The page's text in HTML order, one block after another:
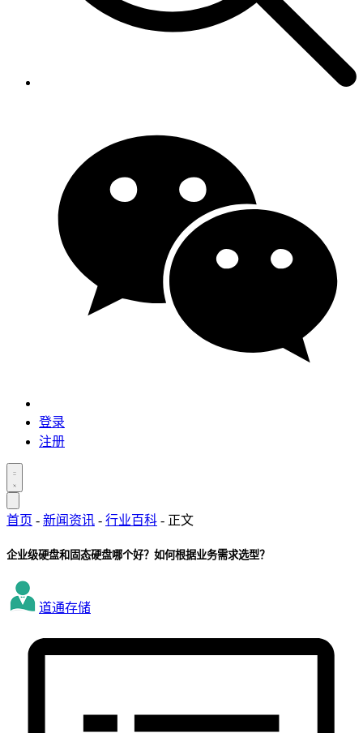
登录
注册
首页 - 新闻资讯 - 行业百科 - 正文
企业级硬盘和固态硬盘哪个好？如何根据业务需求选型？
道通存储